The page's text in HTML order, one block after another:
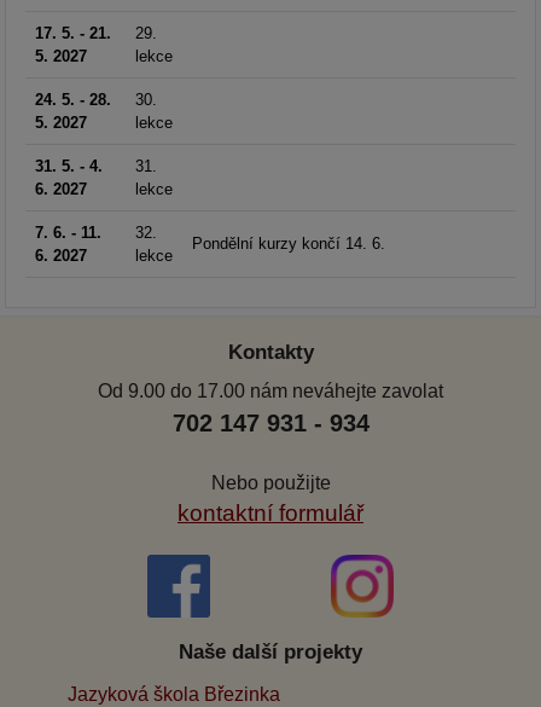
17. 5. - 21.
5. 2027
29.
lekce
24. 5. - 28.
5. 2027
30.
lekce
31. 5. - 4.
6. 2027
31.
lekce
7. 6. - 11.
6. 2027
32.
lekce
Pondělní kurzy končí 14. 6.
Kontakty
Od 9.00 do 17.00 nám neváhejte zavolat
702 147 931 - 934
Nebo použijte
kontaktní formulář
Naše další projekty
Jazyková škola Březinka